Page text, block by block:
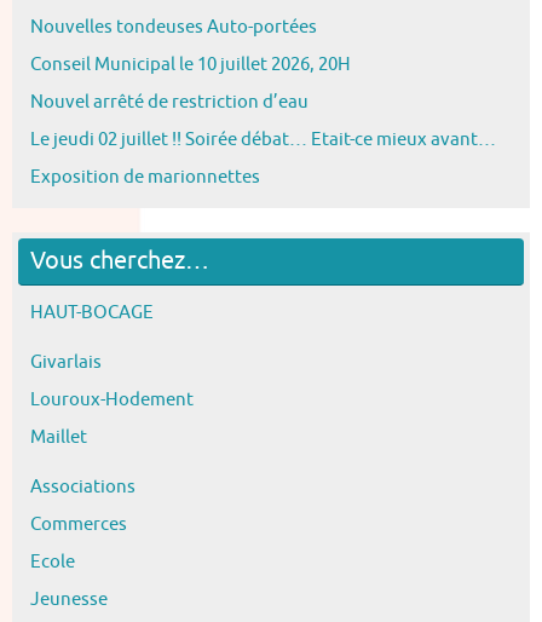
Nouvelles tondeuses Auto-portées
Conseil Municipal le 10 juillet 2026, 20H
Nouvel arrêté de restriction d’eau
Le jeudi 02 juillet !! Soirée débat… Etait-ce mieux avant…
Exposition de marionnettes
Vous cherchez…
HAUT-BOCAGE
Givarlais
Louroux-Hodement
Maillet
Associations
Commerces
Ecole
Jeunesse